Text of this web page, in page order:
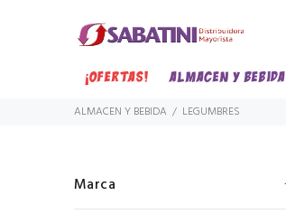
¡OFERTAS! ALMACEN Y BEBIDA
ALMACEN Y BEBIDA LEGUMBRES
Marca